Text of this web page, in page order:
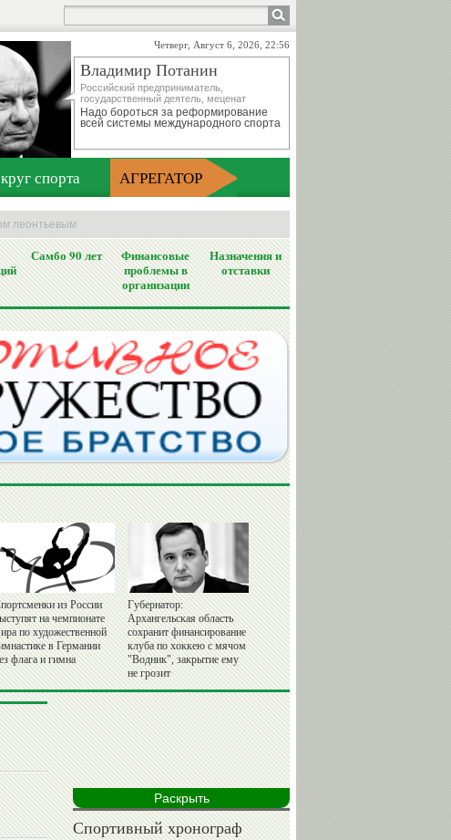
Четверг, Август 6, 2026, 22:56
Владимир Потанин
Российский предприниматель,
государственный деятель, меценат
Надо бороться за реформирование
всей системы международного спорта
спорта АГРЕГАТОР
леонтьевым
Самбо 90 лет
Финансовые
проблемы в
организации
Назначения и
отставки
из России
на чемпионате
по художественной
в Германии
флага и гимна
Губернатор:
Архангельская область
сохранит финансирование
клуба по хоккею с мячом
"Водник", закрытие ему
не грозит
Раскрыть
Спортивный хронограф